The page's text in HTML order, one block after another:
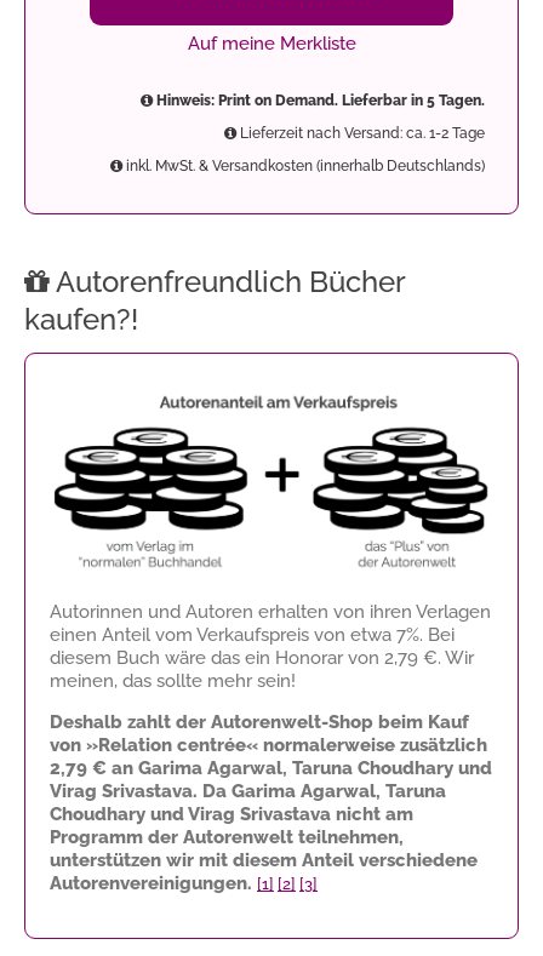
Auf meine Merkliste
Hinweis: Print on Demand. Lieferbar in 5 Tagen.
Lieferzeit nach Versand: ca. 1-2 Tage
inkl. MwSt. & Versandkosten (innerhalb Deutschlands)
Autorenfreundlich Bücher
kaufen?!
Autorinnen und Autoren erhalten von ihren Verlagen
einen Anteil vom Verkaufspreis von etwa 7%. Bei
diesem Buch wäre das ein Honorar von 2,79 €. Wir
meinen, das sollte mehr sein!
Deshalb zahlt der Autorenwelt-Shop beim Kauf
von »Relation centrée« normalerweise zusätzlich
2,79 € an Garima Agarwal, Taruna Choudhary und
Virag Srivastava. Da Garima Agarwal, Taruna
Choudhary und Virag Srivastava nicht am
Programm der Autorenwelt teilnehmen,
unterstützen wir mit diesem Anteil verschiedene
Autorenvereinigungen. [1] [2] [3]